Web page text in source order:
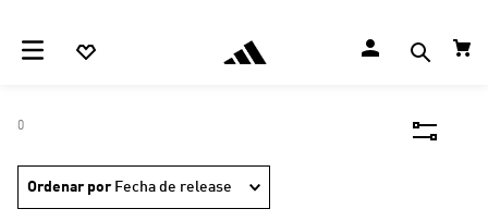
0
Ordenar por Fecha de release